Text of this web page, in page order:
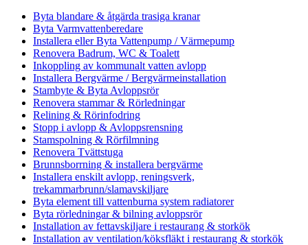
Byta blandare & åtgärda trasiga kranar
Byta Varmvattenberedare
Installera eller Byta Vattenpump / Värmepump
Renovera Badrum, WC & Toalett
Inkoppling av kommunalt vatten avlopp
Installera Bergvärme / Bergvärmeinstallation
Stambyte & Byta Avloppsrör
Renovera stammar & Rörledningar
Relining & Rörinfodring
Stopp i avlopp & Avloppsrensning
Stamspolning & Rörfilmning
Renovera Tvättstuga
Brunnsborrning & installera bergvärme
Installera enskilt avlopp, reningsverk,
trekammarbrunn/slamavskiljare
Byta element till vattenburna system radiatorer
Byta rörledningar & bilning avloppsrör
Installation av fettavskiljare i restaurang & storkök
Installation av ventilation/köksfläkt i restaurang & storkök